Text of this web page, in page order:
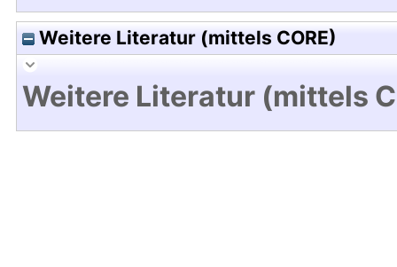
Weitere Literatur (mittels CORE)
Weitere Literatur (mittels